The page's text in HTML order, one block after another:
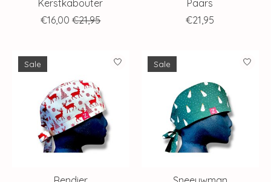
Kerstkabouter
€16,00 €21,95
Paars
€21,95
Sale Sale